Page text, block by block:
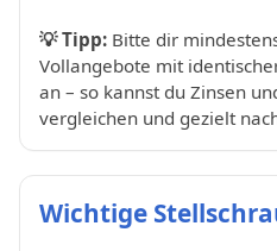
💡Tipp: Bitte dir
Vollangebote mit
an – so kannst du Zinsen
vergleichen und gezielt
Wichtige